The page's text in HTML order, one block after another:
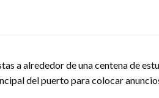
a alrededor de una centena de
del puerto para colocar